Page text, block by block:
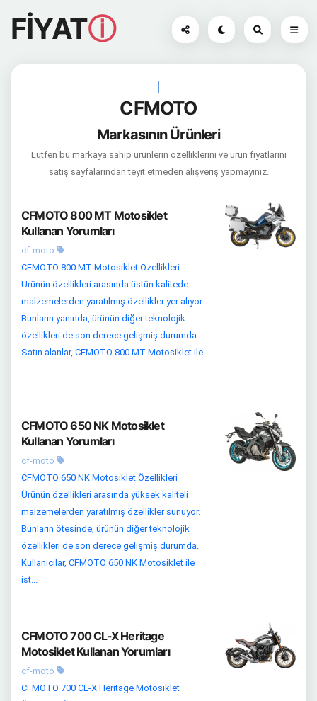
FİYATⓘ
|
CFMOTO
Markasının Ürünleri
Lütfen bu markaya sahip ürünlerin özelliklerini ve ürün fiyatlarını
satış sayfalarından teyit etmeden alışveriş yapmayınız.
CFMOTO 800 MT Motosiklet
Kullanan Yorumları
cf-moto
CFMOTO 800 MT Motosiklet Özellikleri
Ürünün özellikleri arasında üstün kalitede
malzemelerden yaratılmış özellikler yer alıyor.
Bunların yanında, ürünün diğer teknolojik
özellikleri de son derece gelişmiş durumda.
Satın alanlar, CFMOTO 800 MT Motosiklet ile
...
CFMOTO 650 NK Motosiklet
Kullanan Yorumları
cf-moto
CFMOTO 650 NK Motosiklet Özellikleri
Ürünün özellikleri arasında yüksek kaliteli
malzemelerden yaratılmış özellikler sunuyor.
Bunların ötesinde, ürünün diğer teknolojik
özellikleri de son derece gelişmiş durumda.
Kullanıcılar, CFMOTO 650 NK Motosiklet ile
ist...
CFMOTO 700 CL-X Heritage
Motosiklet Kullanan Yorumları
cf-moto
CFMOTO 700 CL-X Heritage Motosiklet